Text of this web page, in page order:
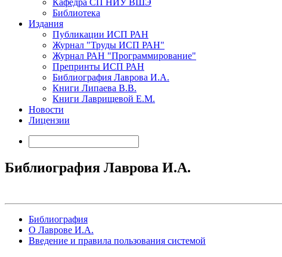
Кафедра СП НИУ ВШЭ
Библиотека
Издания
Публикации ИСП РАН
Журнал "Труды ИСП РАН"
Журнал РАН "Программирование"
Препринты ИСП РАН
Библиография Лаврова И.А.
Книги Липаева В.В.
Книги Лаврищевой Е.М.
Новости
Лицензии
Библиография Лаврова И.А.
Библиография
О Лаврове И.А.
Введение и правила пользования системой